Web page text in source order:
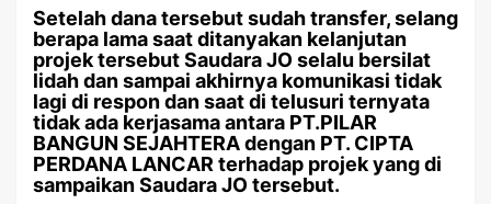
Setelah dana tersebut sudah transfer, selang
berapa lama saat ditanyakan kelanjutan
projek tersebut Saudara JO selalu bersilat
lidah dan sampai akhirnya komunikasi tidak
lagi di respon dan saat di telusuri ternyata
tidak ada kerjasama antara PT.PILAR
BANGUN SEJAHTERA dengan PT. CIPTA
PERDANA LANCAR terhadap projek yang di
sampaikan Saudara JO tersebut.